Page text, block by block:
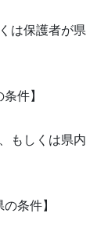
は保護者が県
件】
もしくは県内
条件】